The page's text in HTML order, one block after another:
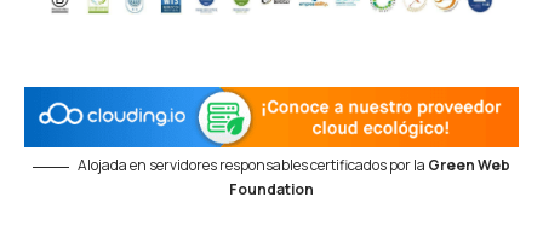
Alojada en servidores responsables certificados por la Green Web
Foundation